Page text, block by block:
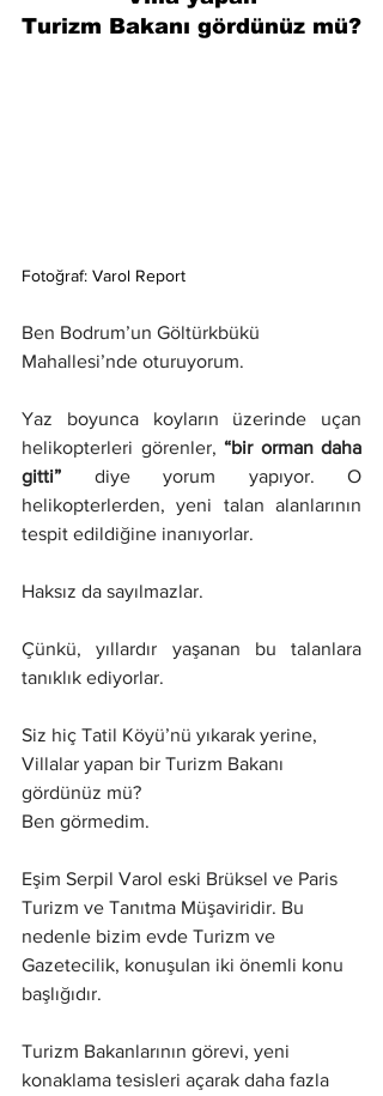
Turizm Bakanı gördünüz mü?
Fotoğraf: Varol Report
Ben Bodrum’un Göltürkbükü
Mahallesi’nde oturuyorum.
Yaz boyunca koyların üzerinde uçan
helikopterleri görenler, “bir orman daha
gitti” diye yorum yapıyor. O
helikopterlerden, yeni talan alanlarının
tespit edildiğine inanıyorlar.
Haksız da sayılmazlar.
Çünkü, yıllardır yaşanan bu talanlara
tanıklık ediyorlar.
Siz hiç Tatil Köyü’nü yıkarak yerine,
Villalar yapan bir Turizm Bakanı
gördünüz mü?
Ben görmedim.
Eşim Serpil Varol eski Brüksel ve Paris
Turizm ve Tanıtma Müşaviridir. Bu
nedenle bizim evde Turizm ve
Gazetecilik, konuşulan iki önemli konu
başlığıdır.
Turizm Bakanlarının görevi, yeni
konaklama tesisleri açarak daha fazla